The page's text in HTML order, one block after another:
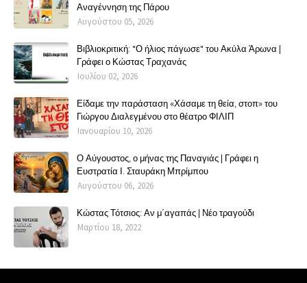
Αναγέννηση της Πάρου
Αυγούστου 05, 2026
Βιβλιοκριτική: "Ο ήλιος πάγωσε" του Ακύλα Άρωνα |
Γράφει ο Κώστας Τραχανάς
Ιουλίου 02, 2026
Είδαμε την παράσταση «Χάσαμε τη θεία, στοπ» του
Γιώργου Διαλεγμένου στο θέατρο ΦΙΛΙΠ
Ιανουαρίου 10, 2026
Ο Αύγουστος, ο μήνας της Παναγιάς | Γράφει η
Ευστρατία Ι. Σταυράκη Μπρίμπου
Αυγούστου 06, 2026
Κώστας Τότσιος: Αν μ΄αγαπάς | Νέο τραγούδι
Μαρτίου 18, 2022